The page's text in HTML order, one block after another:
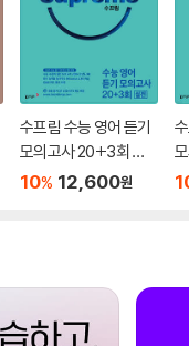
수프림 수능 영어 듣기
모의고사 20+3회 실
전
10% 12,600원